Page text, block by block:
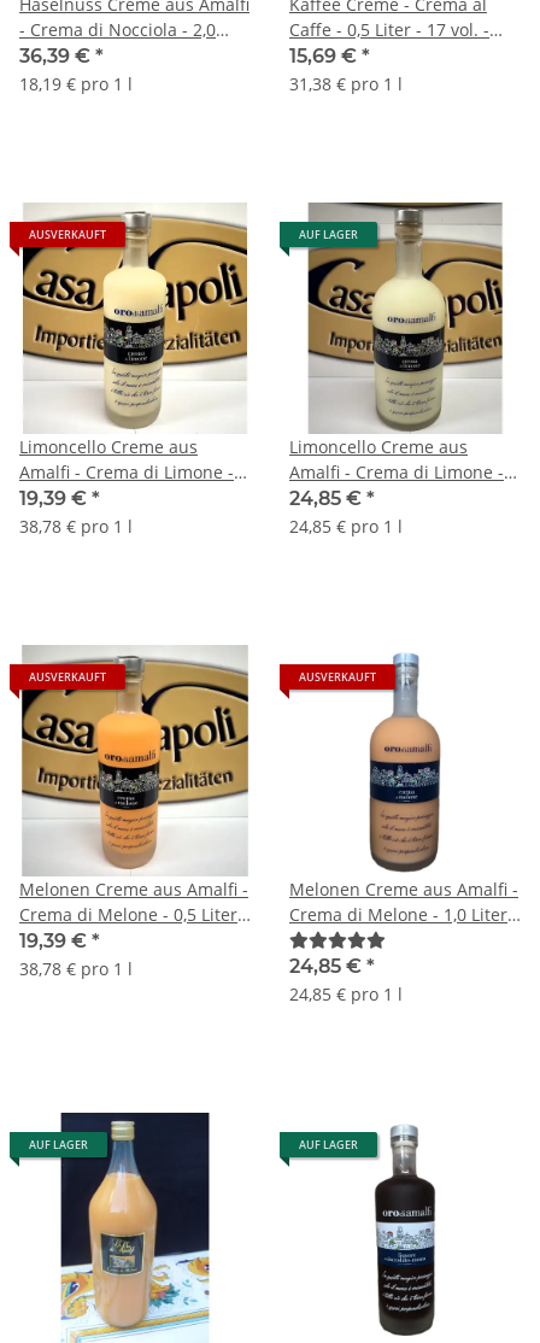
- Crema di Nocciola - 2,0
Liter - 17 vol. - Flasche:
MAGNUM - L'Oro di Amalfi
36,39 € *
18,19 € pro 1 l
Caffe - 0,5 Liter - 17 vol. -
Torquadra
15,69 € *
31,38 € pro 1 l
AUSVERKAUFT
Limoncello Creme aus
Amalfi - Crema di Limone -
0,5 Liter - 17 vol. - Flasche:
Downtown saturiert - L'Oro
19,39 € *
38,78 € pro 1 l
AUF LAGER
Limoncello Creme aus
Amalfi - Crema di Limone -
1,0 Liter - 17 vol. - Flasche:
Downtown saturiert - L'Oro
24,85 € *
24,85 € pro 1 l
AUSVERKAUFT
Melonen Creme aus Amalfi -
Crema di Melone - 0,5 Liter -
17 vol. - Flasche: Downtown
saturiert - L'Oro di Amalfi
19,39 € *
38,78 € pro 1 l
AUSVERKAUFT
Melonen Creme aus Amalfi -
Crema di Melone - 1,0 Liter -
17 vol. - Flasche: Downtown
saturiert - L'Oro di Amalfi
24,85 € *
24,85 € pro 1 l
AUF LAGER AUF LAGER